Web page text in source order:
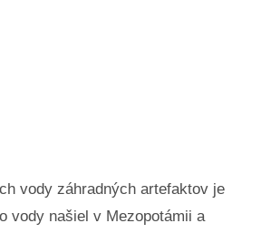
vody záhradných artefaktov je
vody našiel v Mezopotámii a